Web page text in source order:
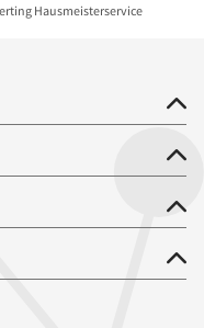
Hausmeisterservice